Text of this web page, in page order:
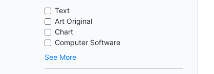
Text
Art Original
Chart
Computer Software
See More